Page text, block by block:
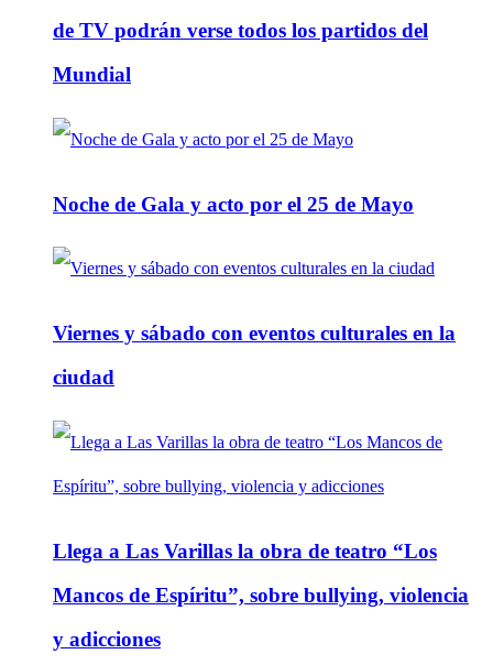
de TV podrán verse todos los partidos del
Mundial
Noche de Gala y acto por el 25 de Mayo
Viernes y sábado con eventos culturales en la
ciudad
Llega a Las Varillas la obra de teatro “Los
Mancos de Espíritu”, sobre bullying, violencia
y adicciones